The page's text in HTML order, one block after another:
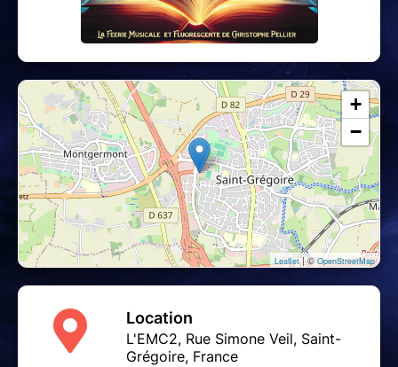
+
−
Leaflet| ©OpenStreetMap
Location
L'EMC2, Rue Simone Veil, Saint-
Grégoire, France